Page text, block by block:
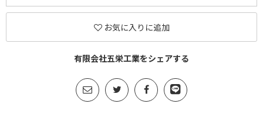
お気に入りに追加
有限会社五栄工業をシェアする